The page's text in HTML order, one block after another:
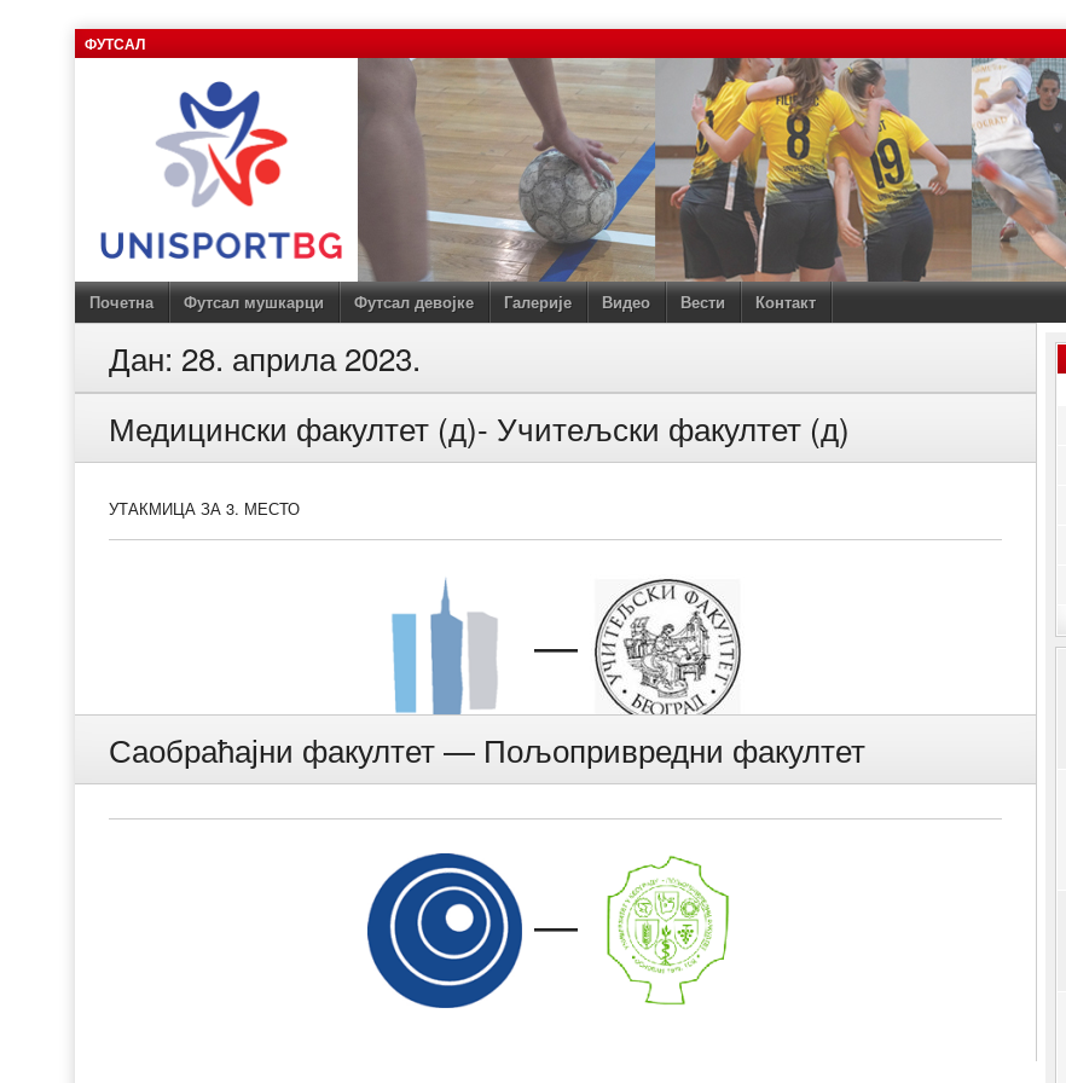
Skip
to
ФУТСАЛ
Почетна Футсал мушкарци Футсал девојке Галерије Видео Вести Контакт
Дан: 28. априла 2023.
Медицински факултет (д)- Учитељски факултет (д)
УТАКМИЦА ЗА 3. МЕСТО
—
Саобраћајни факултет — Пољопривредни факултет
—